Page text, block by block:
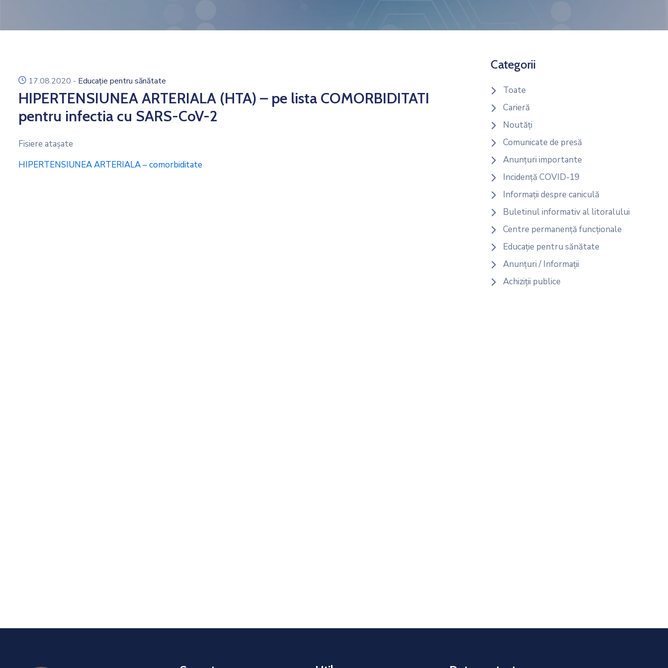
icon
17.08.2020 - Educație pentru sănătate
HIPERTENSIUNEA ARTERIALA (HTA) – pe lista COMORBIDITATI
pentru infectia cu SARS-CoV-2
Fisiere ataşate
HIPERTENSIUNEA ARTERIALA – comorbiditate
Categorii
Toate
Carieră
Noutăți
Comunicate de presă
Anunțuri importante
Incidență COVID-19
Informații despre caniculă
Buletinul informativ al litoralului
Centre permanență funcționale
Educație pentru sănătate
Anunțuri / Informații
Achiziții publice